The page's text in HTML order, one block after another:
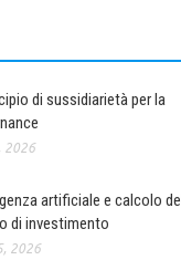
di sussidiarietà per la
2026
artificiale e calcolo del
di investimento
2026